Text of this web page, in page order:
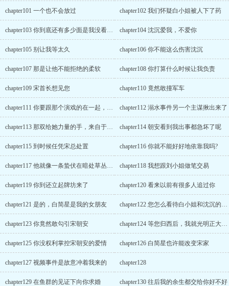
chapter101 一个也不会放过 chapter102 我们怀疑白小姐被人下了药
chapter103 你到底还有多少面是我没看到的 chapter104 沈沉爱我，不爱你
chapter105 别让我等太久 chapter106 你不能这么伤害沈沉
chapter107 那是让他不能拒绝的柔软 chapter108 你打算什么时候让我负责
chapter109 宋首长想见您 chapter110 竟然敢撞军车
chapter111 你要跟那个演戏的在一起，就是不可能 chapter112 溺水事件另一个主谋揪出来了
chapter113 那双给她力量的手，来自于宋朝安 chapter114 朝安看到我出事都急坏了呢
chapter115 到时候任凭宋总处置 chapter116 你就不能好好地依靠我吗?
chapter117 他就像一条蛰伏在暗处草丛里的毒蛇 chapter118 我想跟刘小姐做笔交易
chapter119 你到还立起牌坊来了 chapter120 看来以前有很多人追过你
chapter121 是的，白简星是我的女朋友 chapter122 您怎么看待白小姐和沈沉的那段感情呢
chapter123 你竟然敢勾引宋朝安 chapter124 等您归西后，我就光明正大的进入宋家
chapter125 你没权利掌控宋朝安的爱情 chapter126 白简星也许能改变宋家
chapter127 视频事件是故意冲着我来的 chapter128
chapter129 在鱼群的见证下向你求婚 chapter130 往后我的余生都交给你好不好